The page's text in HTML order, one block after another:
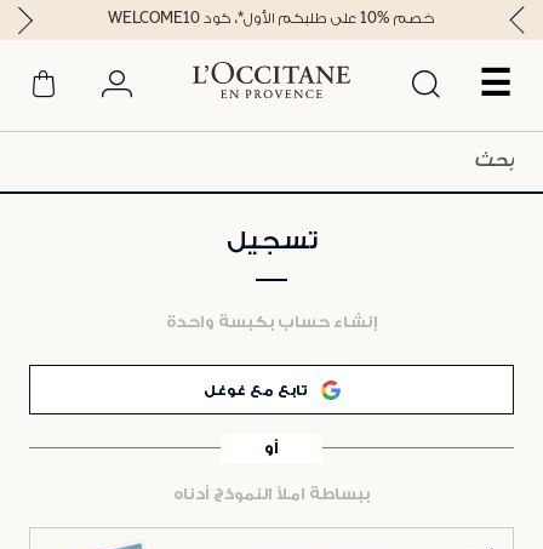
☰
خصم %10 على طلبكم الأول*، كود WELCOME10
تسجيل
إنشاء حساب بكبسة واحدة
تابع مع غوغل
أو
ببساطة املأ النموذج أدناه